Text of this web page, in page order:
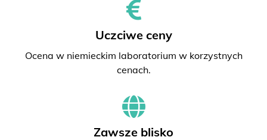
Uczciwe ceny
Ocena w niemieckim laboratorium w korzystnych
cenach.
Zawsze blisko